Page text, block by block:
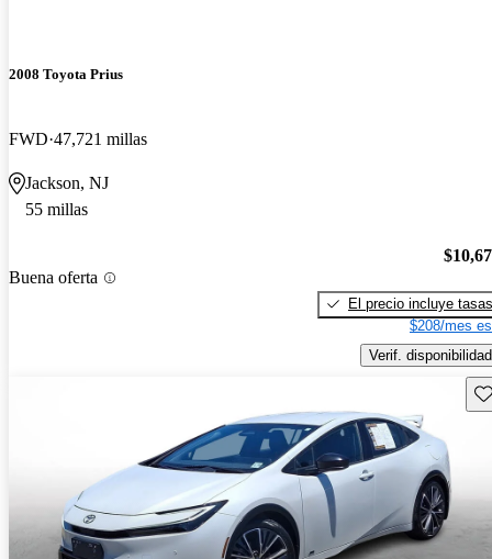
2008 Toyota Prius
FWD 47,721 millas
Jackson, NJ
55 millas
Buena oferta
El precio incluye tasas
$208/mes
Verif. disponibilidad